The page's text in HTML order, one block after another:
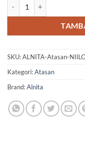
SKU:ALNITA-Atasan-
Kategori:Atasan
Brand:Alnita